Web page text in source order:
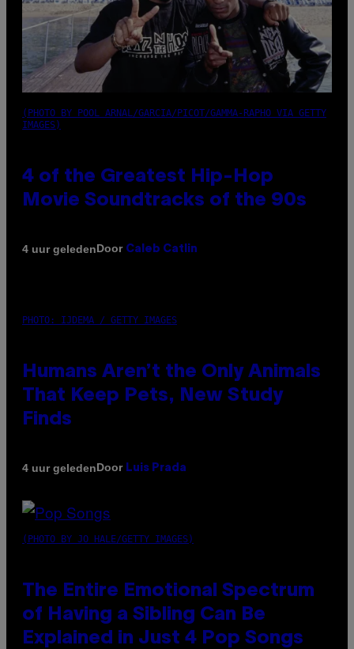
(PHOTO BY POOL ARNAL/GARCIA/PICOT/GAMMA-RAPHO VIA GETTY
IMAGES)
4 of the Greatest Hip-Hop
Movie Soundtracks of the 90s
4 uur geledenDoor Caleb Catlin
PHOTO: IJDEMA / GETTY IMAGES
Humans Aren’t the Only Animals
That Keep Pets, New Study
Finds
4 uur geledenDoor Luis Prada
(PHOTO BY JO HALE/GETTY IMAGES)
The Entire Emotional Spectrum
of Having a Sibling Can Be
Explained in Just 4 Pop Songs